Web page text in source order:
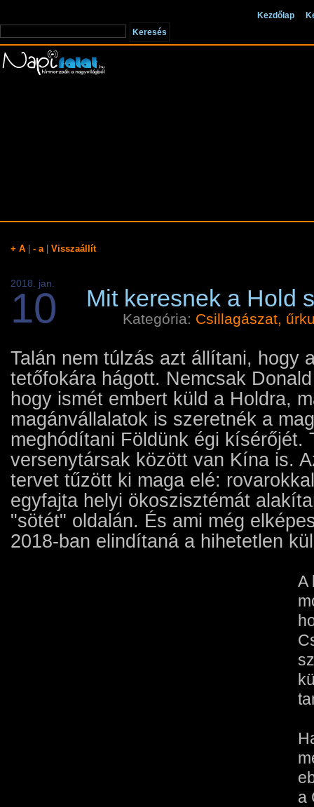
Kezdőlap
+ A - a| Visszaállít
2018. jan.
10 Mit keresnek a Hold
Kategória: Csillagászat,
Talán nem túlzás azt állítani, hogy
tetőfokára hágott. Nemcsak
hogy ismét embert küld a Holdra,
magánvállalatok is szeretnék a
meghódítani Földünk égi kísérőjét.
versenytársak között van Kína is.
tervet tűzött ki maga elé:
egyfajta helyi ökoszisztémát
"sötét" oldalán. És ami még
2018-ban elindítaná a hihetetlen
A
a